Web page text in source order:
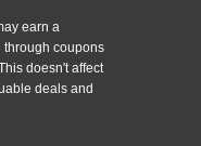
earn a
through coupons
doesn't affect
deals and